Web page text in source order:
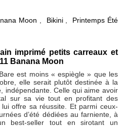
Moon Bikini, Printemps Été
imprimé petits carreaux et
Banana Moon
est moins « espiègle » que les
elle serait plutôt destinée à la
indépendante. Celle qui aime avoir
sur sa vie tout en profitant des
lui offre sa réussite. Et parmi ceux-
d’été dédiées au farniente, à
best-seller tout en sirotant un